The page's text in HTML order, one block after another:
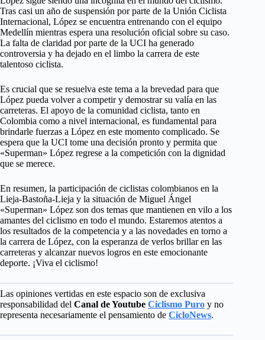
Tras casi un año de suspensión por parte de la Unión Ciclista
Internacional, López se encuentra entrenando con el equipo
Medellín mientras espera una resolución oficial sobre su caso.
La falta de claridad por parte de la UCI ha generado
controversia y ha dejado en el limbo la carrera de este
talentoso ciclista.
Es crucial que se resuelva este tema a la brevedad para que
López pueda volver a competir y demostrar su valía en las
carreteras. El apoyo de la comunidad ciclista, tanto en
Colombia como a nivel internacional, es fundamental para
brindarle fuerzas a López en este momento complicado. Se
espera que la UCI tome una decisión pronto y permita que
«Superman» López regrese a la competición con la dignidad
que se merece.
En resumen, la participación de ciclistas colombianos en la
Lieja-Bastoña-Lieja y la situación de Miguel Ángel
«Superman» López son dos temas que mantienen en vilo a los
amantes del ciclismo en todo el mundo. Estaremos atentos a
los resultados de la competencia y a las novedades en torno a
la carrera de López, con la esperanza de verlos brillar en las
carreteras y alcanzar nuevos logros en este emocionante
deporte. ¡Viva el ciclismo!
Las opiniones vertidas en este espacio son de exclusiva
responsabilidad del Canal de Youtube Ciclismo Puro y no
representa necesariamente el pensamiento de CicloNews.